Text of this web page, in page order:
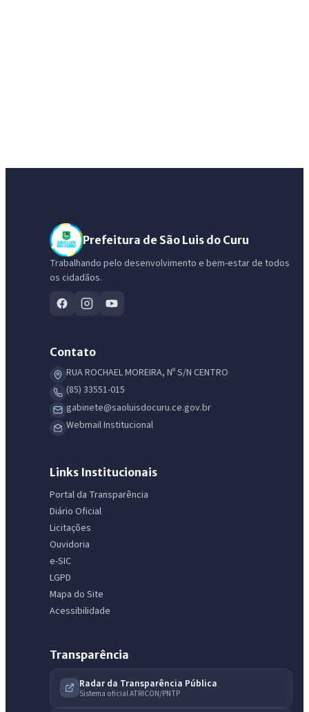
Prefeitura de São Luis do Curu
Trabalhando pelo desenvolvimento e bem-estar de todos
os cidadãos.
Contato
RUA ROCHAEL MOREIRA, Nº S/N CENTRO
(85) 33551-015
gabinete@saoluisdocuru.ce.gov.br
Webmail Institucional
Links Institucionais
Portal da Transparência
Diário Oficial
Licitações
Ouvidoria
e-SIC
LGPD
Mapa do Site
Acessibilidade
Transparência
Radar da Transparência Pública
Sistema oficial ATRICON/PNTP
IntGest AI
Assistente do Portal
Olá. Pergunte sobre serviços, notícias, legislação, Diário Oficial,
licitações, estrutura ou transparência do município.